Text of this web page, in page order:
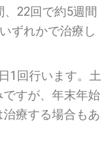
22回で約5週間
ずれかで治療し
1回行います。土
すが、年末年始
療する場合もあ